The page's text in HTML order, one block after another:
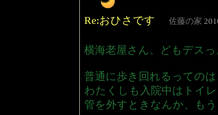
Re:おひさです 佐藤の家
横海老屋さん、どもデスっ
普通に歩き回れるっての
わたくしも入院中はトイ
管を外すときなんか、も